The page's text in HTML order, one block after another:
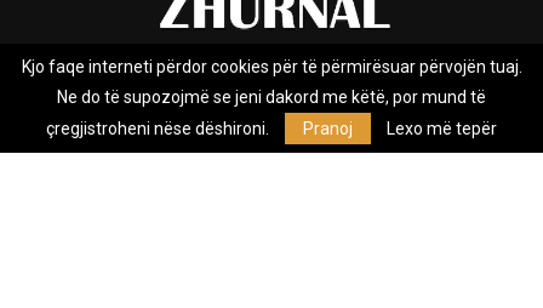
Rreth nesh Impresumi Marketing
Privacy Policy
Zhurnal.mk është Agjenci e Lajmeve e pavarur, e themeluar në vitin
Kjo faqe interneti përdor cookies për të përmirësuar përvojën tuaj.
Ne do të supozojmë se jeni dakord me këtë, por mund të
çregjistroheni nëse dëshironi.
Pranoj Lexo më tepër